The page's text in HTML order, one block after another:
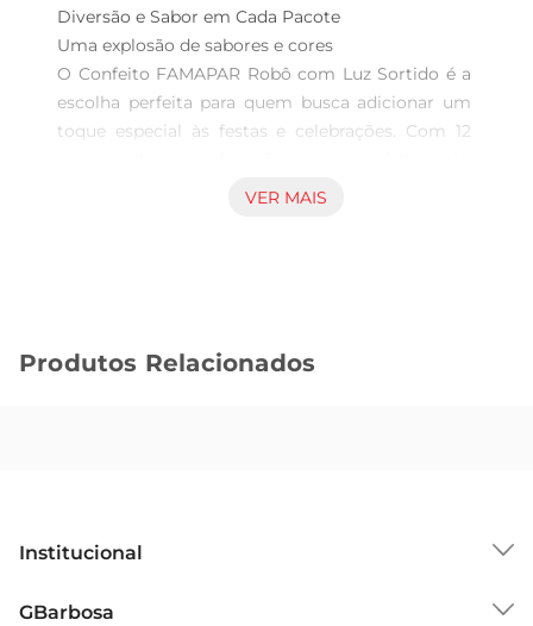
Diversão e Sabor em Cada Pacote
Uma explosão de sabores e cores
O Confeito FAMAPAR Robô com Luz Sortido é a
escolha perfeita para quem busca adicionar um
toque especial às festas e celebrações. Com 12
ideais para decorar bolos, cupcakes e outros
Design inovador e interativo
doces brilharem, tornando a experiência ainda
Versatilidade de uso
VER MAIS
Produtos Relacionados
Institucional
GBarbosa